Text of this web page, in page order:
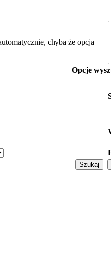
chyba że opcja
Opcje